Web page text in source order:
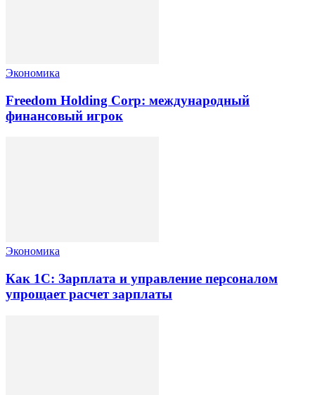
Экономика
Freedom Holding Corp: международный
финансовый игрок
Экономика
Как 1С: Зарплата и управление персоналом
упрощает расчет зарплаты